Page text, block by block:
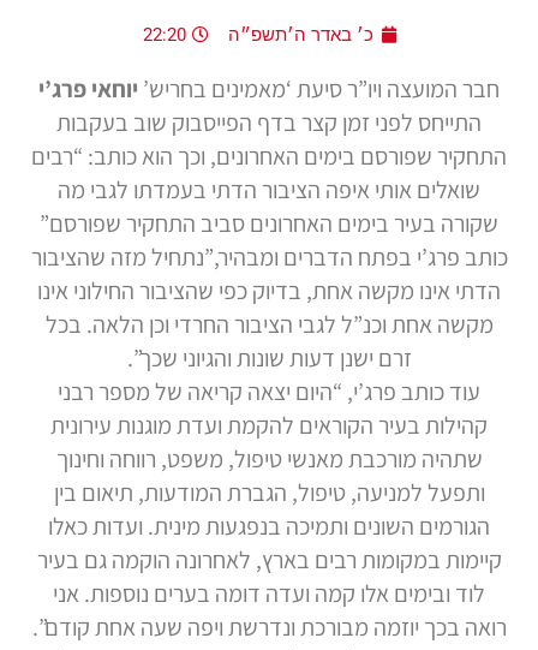
כ׳ באדר ה׳תשפ״ה 22:20
חבר המועצה ויו”ר סיעת ‘מאמינים בחריש’ יוחאי פרג’י
התייחס לפני זמן קצר בדף הפייסבוק שוב בעקבות
התחקיר שפורסם בימים האחרונים, וכך הוא כותב: “רבים
שואלים אותי איפה הציבור הדתי בעמדתו לגבי מה
שקורה בעיר בימים האחרונים סביב התחקיר שפורסם”
כותב פרג’י בפתח הדברים ומבהיר,”נתחיל מזה שהציבור
הדתי אינו מקשה אחת, בדיוק כפי שהציבור החילוני אינו
מקשה אחת וכנ”ל לגבי הציבור החרדי וכן הלאה. בכל
זרם ישנן דעות שונות והגיוני שכך”.
עוד כותב פרג’י, “היום יצאה קריאה של מספר רבני
קהילות בעיר הקוראים להקמת ועדת מוגנות עירונית
שתהיה מורכבת מאנשי טיפול, משפט, רווחה וחינוך
ותפעל למניעה, טיפול, הגברת המודעות, תיאום בין
הגורמים השונים ותמיכה בנפגעות מינית. ועדות כאלו
קיימות במקומות רבים בארץ, לאחרונה הוקמה גם בעיר
לוד ובימים אלו קמה ועדה דומה בערים נוספות. אני
רואה בכך יוזמה מבורכת ונדרשת ויפה שעה אחת קודם”.